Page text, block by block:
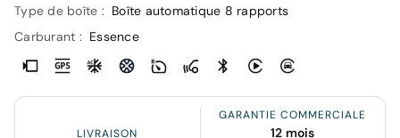
Type de boîte : Boîte automatique 8 rapports
Carburant : Essence
LIVRAISON
GARANTIE COMMERCIALE
12 mois